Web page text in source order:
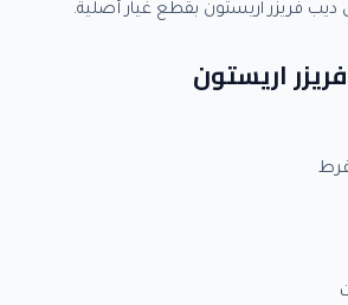
فريزر اريستون بقطع غيار أصلية.
اريستون